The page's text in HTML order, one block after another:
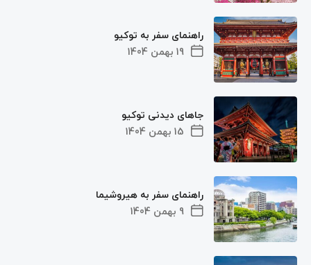
19 بهمن 1404
راهنمای سفر به توکیو
15 بهمن 1404
جاهای دیدنی توکیو
9 بهمن 1404
راهنمای سفر به هیروشیما